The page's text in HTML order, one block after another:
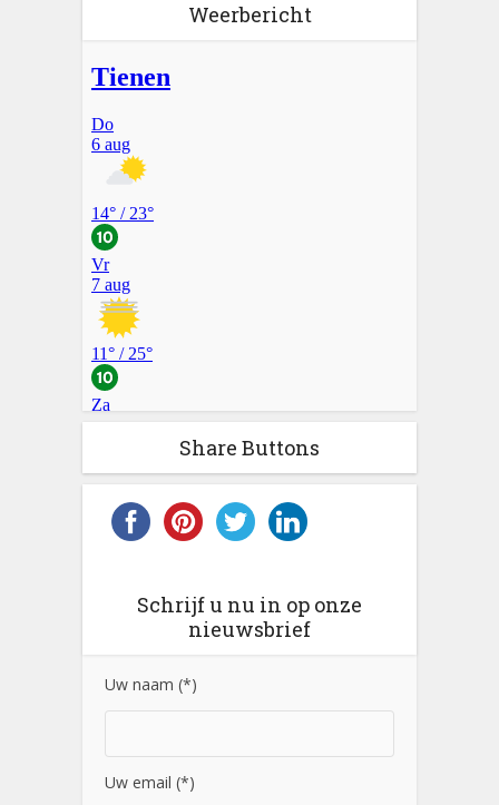
Weerbericht
Share Buttons
Schrijf u nu in op onze
nieuwsbrief
Uw naam (*)
Uw email (*)